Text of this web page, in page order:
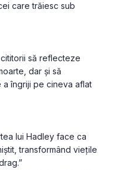
care trăiesc sub
cititorii să reflecteze
dar și să
îngriji pe cineva aflat
lui Hadley face ca
transformând viețile